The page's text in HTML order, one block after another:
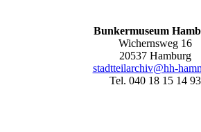
Bunkermuseum
Wichernsweg 16
20537 Hamburg
stadtteilarchiv@hh-
Tel. 040 18 15 14 93